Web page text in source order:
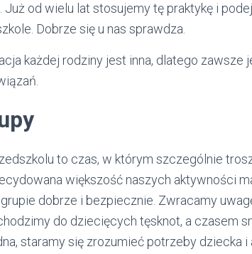
Już od wielu lat stosujemy tę praktykę i
Dobrze się u nas sprawdza.
każdej rodziny jest inna, dlatego zawsze
to czas, w którym szczególnie
większość naszych aktywności
dobrze i bezpiecznie. Zwracamy
do dziecięcych tęsknot, a czasem
staramy się zrozumieć potrzeby dziecka